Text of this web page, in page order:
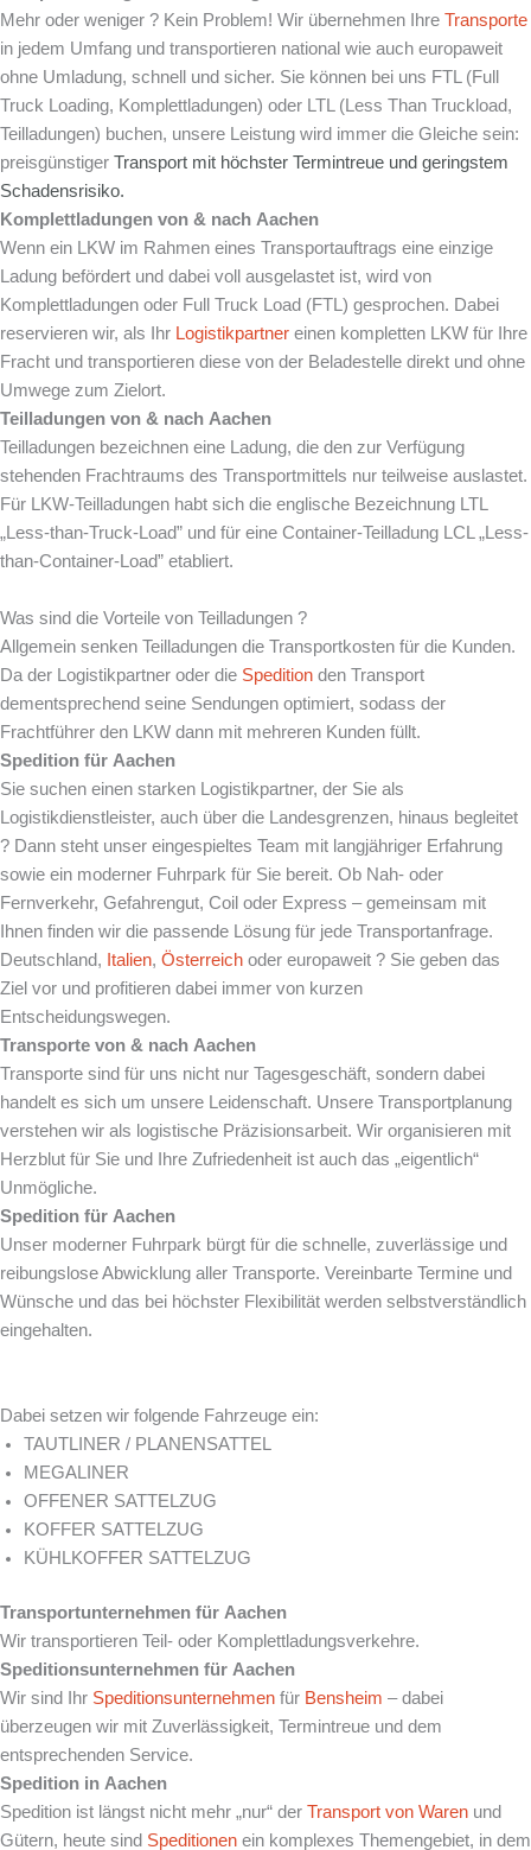
Mehr oder weniger ? Kein Problem! Wir übernehmen Ihre Transporte
in jedem Umfang und transportieren national wie auch europaweit
ohne Umladung, schnell und sicher. Sie können bei uns FTL (Full
Truck Loading, Komplettladungen) oder LTL (Less Than Truckload,
Teilladungen) buchen, unsere Leistung wird immer die Gleiche sein:
preisgünstiger Transport mit höchster Termintreue und geringstem
Schadensrisiko.
Komplettladungen von & nach Aachen
Wenn ein LKW im Rahmen eines Transportauftrags eine einzige
Ladung befördert und dabei voll ausgelastet ist, wird von
Komplettladungen oder Full Truck Load (FTL) gesprochen. Dabei
reservieren wir, als Ihr Logistikpartner einen kompletten LKW für Ihre
Fracht und transportieren diese von der Beladestelle direkt und ohne
Umwege zum Zielort.
Teilladungen von & nach Aachen
Teilladungen bezeichnen eine Ladung, die den zur Verfügung
stehenden Frachtraums des Transportmittels nur teilweise auslastet.
Für LKW-Teilladungen habt sich die englische Bezeichnung LTL
„Less-than-Truck-Load” und für eine Container-Teilladung LCL „Less-
than-Container-Load” etabliert.
Was sind die Vorteile von Teilladungen ?
Allgemein senken Teilladungen die Transportkosten für die Kunden.
Da der Logistikpartner oder die Spedition den Transport
dementsprechend seine Sendungen optimiert, sodass der
Frachtführer den LKW dann mit mehreren Kunden füllt.
Spedition für Aachen
Sie suchen einen starken Logistikpartner, der Sie als
Logistikdienstleister, auch über die Landesgrenzen, hinaus begleitet
? Dann steht unser eingespieltes Team mit langjähriger Erfahrung
sowie ein moderner Fuhrpark für Sie bereit. Ob Nah- oder
Fernverkehr, Gefahrengut, Coil oder Express – gemeinsam mit
Ihnen finden wir die passende Lösung für jede Transportanfrage.
Deutschland, Italien, Österreich oder europaweit ? Sie geben das
Ziel vor und profitieren dabei immer von kurzen
Entscheidungswegen.
Transporte von & nach Aachen
Transporte sind für uns nicht nur Tagesgeschäft, sondern dabei
handelt es sich um unsere Leidenschaft. Unsere Transportplanung
verstehen wir als logistische Präzisionsarbeit. Wir organisieren mit
Herzblut für Sie und Ihre Zufriedenheit ist auch das „eigentlich“
Unmögliche.
Spedition für Aachen
Unser moderner Fuhrpark bürgt für die schnelle, zuverlässige und
reibungslose Abwicklung aller Transporte. Vereinbarte Termine und
Wünsche und das bei höchster Flexibilität werden selbstverständlich
eingehalten.
Dabei setzen wir folgende Fahrzeuge ein:
TAUTLINER / PLANENSATTEL
MEGALINER
OFFENER SATTELZUG
KOFFER SATTELZUG
KÜHLKOFFER SATTELZUG
Transportunternehmen für Aachen
Wir transportieren Teil- oder Komplettladungsverkehre.
Speditionsunternehmen für Aachen
Wir sind Ihr Speditionsunternehmen für Bensheim – dabei
überzeugen wir mit Zuverlässigkeit, Termintreue und dem
entsprechenden Service.
Spedition in Aachen
Spedition ist längst nicht mehr „nur“ der Transport von Waren und
Gütern, heute sind Speditionen ein komplexes Themengebiet, in dem